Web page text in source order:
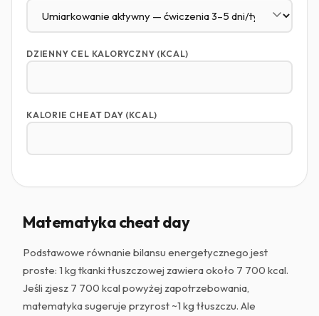
DZIENNY CEL KALORYCZNY (KCAL)
KALORIE CHEAT DAY (KCAL)
Matematyka cheat day
Podstawowe równanie bilansu energetycznego jest
proste: 1 kg tkanki tłuszczowej zawiera około 7 700 kcal.
Jeśli zjesz 7 700 kcal powyżej zapotrzebowania,
matematyka sugeruje przyrost ~1 kg tłuszczu. Ale